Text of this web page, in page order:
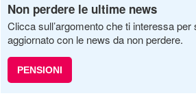
Non perdere le ultime news
Clicca sull’argomento che ti interessa
aggiornato con le news da non perdere.
PENSIONI